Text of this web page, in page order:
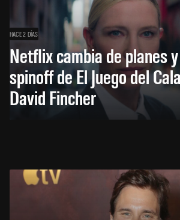
HACE 2 DÍAS
Netflix cambia de planes
spinoff de El Juego del
David Fincher